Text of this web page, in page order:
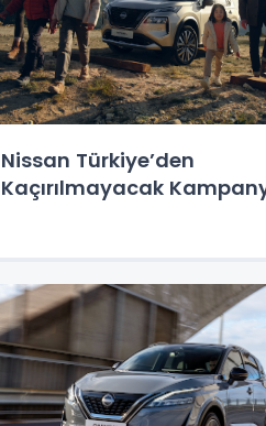
Nissan Türkiye’den
Kaçırılmayacak